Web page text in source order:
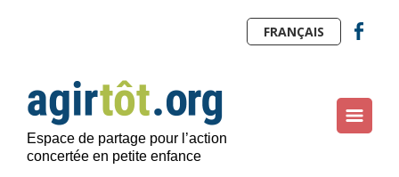
Espace de partage pour l’action
concertée en petite enfance
FRANÇAIS